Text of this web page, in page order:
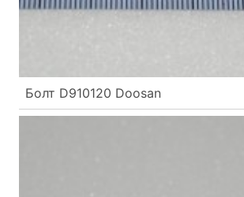
Болт D910120 Doosan